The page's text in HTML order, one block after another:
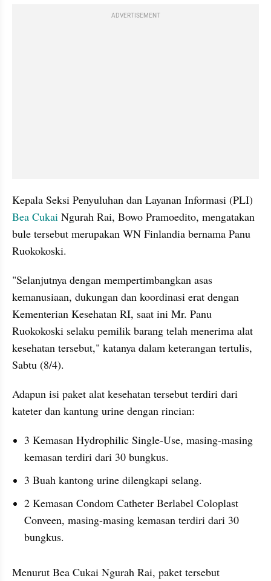
ADVERTISEMENT
Bea Cukai Ngurah Rai, Bowo Pramoedito, mengatakan
bule tersebut merupakan WN Finlandia bernama Panu
Ruokokoski.
"Selanjutnya dengan mempertimbangkan asas
kemanusiaan, dukungan dan koordinasi erat dengan
Kementerian Kesehatan RI, saat ini Mr. Panu
Ruokokoski selaku pemilik barang telah menerima alat
kesehatan tersebut," katanya dalam keterangan tertulis,
Sabtu (8/4).
Adapun isi paket alat kesehatan tersebut terdiri dari
kateter dan kantung urine dengan rincian:
3 Kemasan Hydrophilic Single-Use, masing-masing
kemasan terdiri dari 30 bungkus.
3 Buah kantong urine dilengkapi selang.
2 Kemasan Condom Catheter Berlabel Coloplast
Conveen, masing-masing kemasan terdiri dari 30
bungkus.
Menurut Bea Cukai Ngurah Rai, paket tersebut